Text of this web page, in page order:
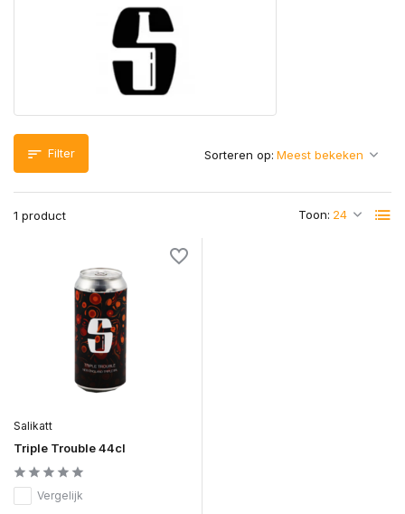
Filter
1 product Toon:
Sorteren op:
Salikatt
Triple Trouble 44cl
Vergelijk